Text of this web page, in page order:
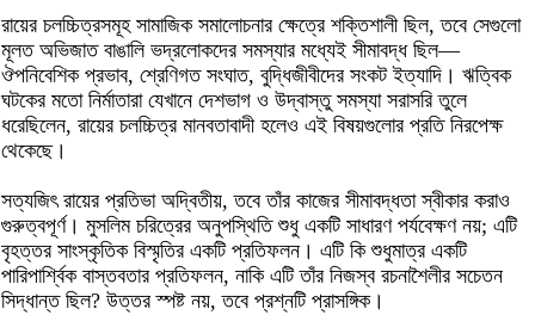
রায়ের চলচ্চিত্রসমূহ সামাজিক সমালোচনার ক্ষেত্রে শক্তিশালী ছিল, তবে সেগুলো
মূলত অভিজাত বাঙালি ভদ্রলোকদের সমস্যার মধ্যেই সীমাবদ্ধ ছিল—
ঔপনিবেশিক প্রভাব, শ্রেণিগত সংঘাত, বুদ্ধিজীবীদের সংকট ইত্যাদি। ঋত্বিক
ঘটকের মতো নির্মাতারা যেখানে দেশভাগ ও উদ্বাস্তু সমস্যা সরাসরি তুলে
ধরেছিলেন, রায়ের চলচ্চিত্র মানবতাবাদী হলেও এই বিষয়গুলোর প্রতি নিরপেক্ষ
থেকেছে।
সত্যজিৎ রায়ের প্রতিভা অদ্বিতীয়, তবে তাঁর কাজের সীমাবদ্ধতা স্বীকার করাও
গুরুত্বপূর্ণ। মুসলিম চরিত্রের অনুপস্থিতি শুধু একটি সাধারণ পর্যবেক্ষণ নয়; এটি
বৃহত্তর সাংস্কৃতিক বিস্মৃতির একটি প্রতিফলন। এটি কি শুধুমাত্র একটি
পারিপার্শ্বিক বাস্তবতার প্রতিফলন, নাকি এটি তাঁর নিজস্ব রচনাশৈলীর সচেতন
সিদ্ধান্ত ছিল? উত্তর স্পষ্ট নয়, তবে প্রশ্নটি প্রাসঙ্গিক।